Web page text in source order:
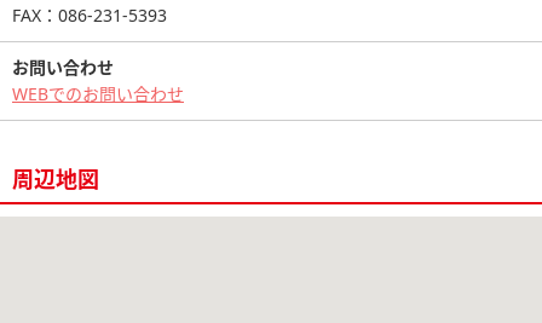
FAX：086-231-5393
お問い合わせ
WEBでのお問い合わせ
周辺地図